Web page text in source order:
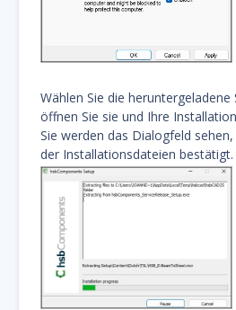
Wählen Sie die heruntergeladene
öffnen Sie sie und Ihre
Sie werden das Dialogfeld
der Installationsdateien bestätigt.